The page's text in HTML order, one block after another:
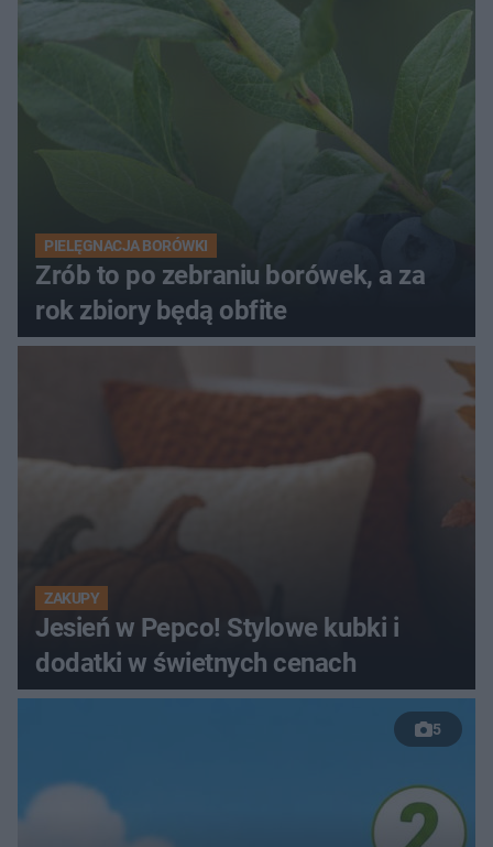
PIELĘGNACJA BORÓWKI
Zrób to po zebraniu borówek, a za
rok zbiory będą obfite
ZAKUPY
Jesień w Pepco! Stylowe kubki i
dodatki w świetnych cenach
5